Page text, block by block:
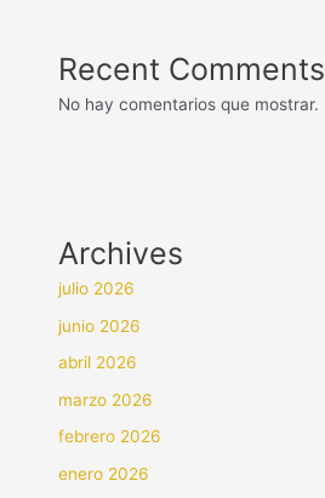
Recent Comments
No hay comentarios que mostrar.
Archives
julio 2026
junio 2026
abril 2026
marzo 2026
febrero 2026
enero 2026